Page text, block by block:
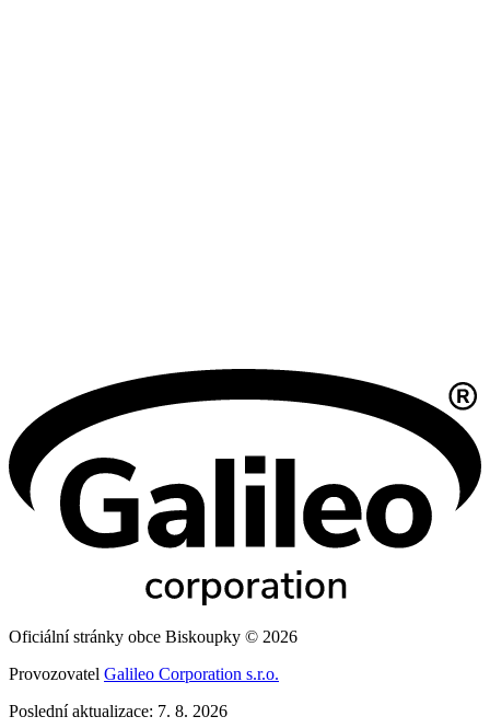
Oficiální stránky obce Biskoupky © 2026
Provozovatel Galileo Corporation s.r.o.
Poslední aktualizace: 7. 8. 2026